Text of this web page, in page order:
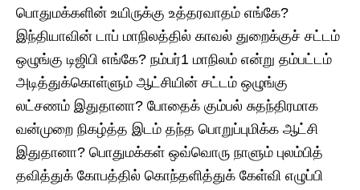
பொதுமக்களின் உயிருக்கு உத்தரவாதம் எங்கே?
இந்தியாவின் டாப் மாநிலத்தில் காவல் துறைக்குச் சட்டம்
ஒழுங்கு டிஜிபி எங்கே? நம்பர்1 மாநிலம் என்று தம்பட்டம்
அடித்துக்கொள்ளும் ஆட்சியின் சட்டம் ஒழுங்கு
லட்சணம் இதுதானா? போதைக் கும்பல் சுதந்திரமாக
வன்முறை நிகழ்த்த இடம் தந்த பொறுப்புமிக்க ஆட்சி
இதுதானா? பொதுமக்கள் ஒவ்வொரு நாளும் புலம்பித்
தவித்துக் கோபத்தில் கொந்தளித்துக் கேள்வி எழுப்பி